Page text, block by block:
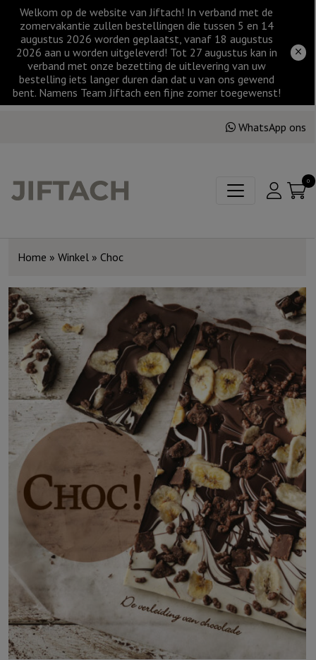
Welkom op de website van Jiftach! In verband met de
zomervakantie zullen bestellingen die tussen 5 en 14
augustus 2026 worden geplaatst, vanaf 18 augustus
2026 aan u worden uitgeleverd! Tot 27 augustus kan in
verband met onze bezetting de uitlevering van uw
bestelling iets langer duren dan dat u van ons gewend
bent. Namens Team Jiftach een fijne zomer toegewenst!
WhatsApp ons
0
Home » Winkel » Choc